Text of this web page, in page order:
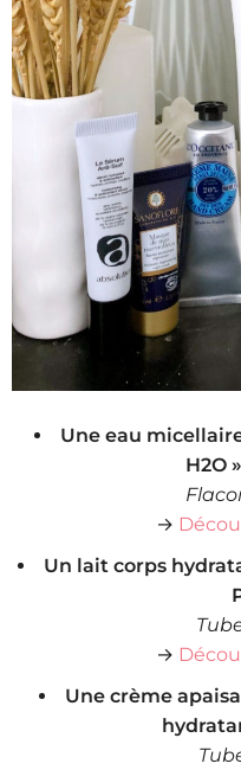
Une eau
H2O
→
Un lait corps
→
Une crème